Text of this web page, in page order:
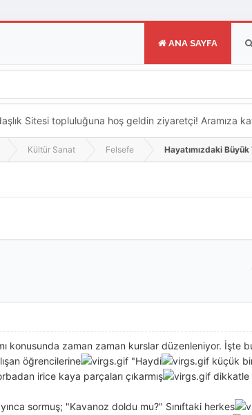
ANA SAYFA
Sitesi topluluğuna hoş geldin ziyaretçi! Aramıza
Kültür Sanat Felsefe Hayatımızdaki Büyük
konusunda zaman zaman kurslar düzenleniyor. İşte
öğrencilerine
"Haydi
küçük
irice kaya parçaları çıkarmış
dikkatle
sormuş; "Kavanoz doldu mu?" Sınıftaki herkes